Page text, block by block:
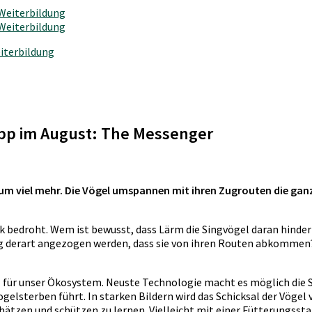
im August: The Messenger
viel mehr. Die Vögel umspannen mit ihren Zugrouten die
Wem ist bewusst, dass Lärm die Singvögel daran
angezogen werden, dass sie von ihren Routen
unser Ökosystem. Neuste Technologie macht es möglich
führt. In starken Bildern wird das Schicksal der